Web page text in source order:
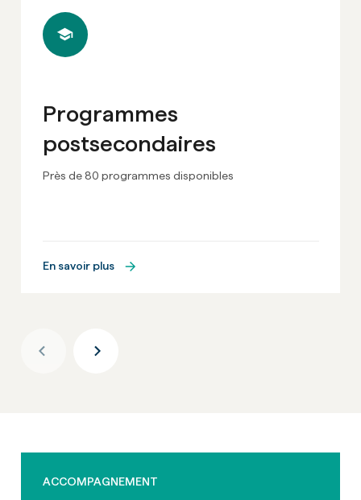
Programmes
postsecondaires
Près de 80 programmes disponibles
En savoir plus
ACCOMPAGNEMENT